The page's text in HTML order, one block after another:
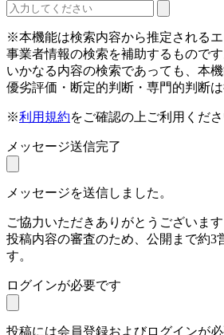
※本機能は検索内容から推定されるエ
事業者情報の検索を補助するものです
いかなる内容の検索であっても、本
優劣評価・断定的判断・専門的判断は
※利用規約をご確認の上ご利用くだ
メッセージ送信完了
メッセージを送信しました。
ご協力いただきありがとうございます
投稿内容の審査のため、公開まで約3
す。
ログインが必要です
投稿には会員登録およびログインが